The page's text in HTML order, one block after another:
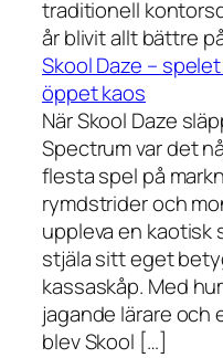
traditionell
år blivit allt bättre
Skool Daze –
öppet kaos
När Skool Daze
Spectrum var det
flesta spel på
rymdstrider och
uppleva en kaotisk
stjäla sitt eget
kassaskåp. Med
jagande lärare och
blev Skool […]